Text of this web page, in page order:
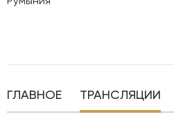
ГЛАВНОЕ ТРАНСЛЯЦИИ